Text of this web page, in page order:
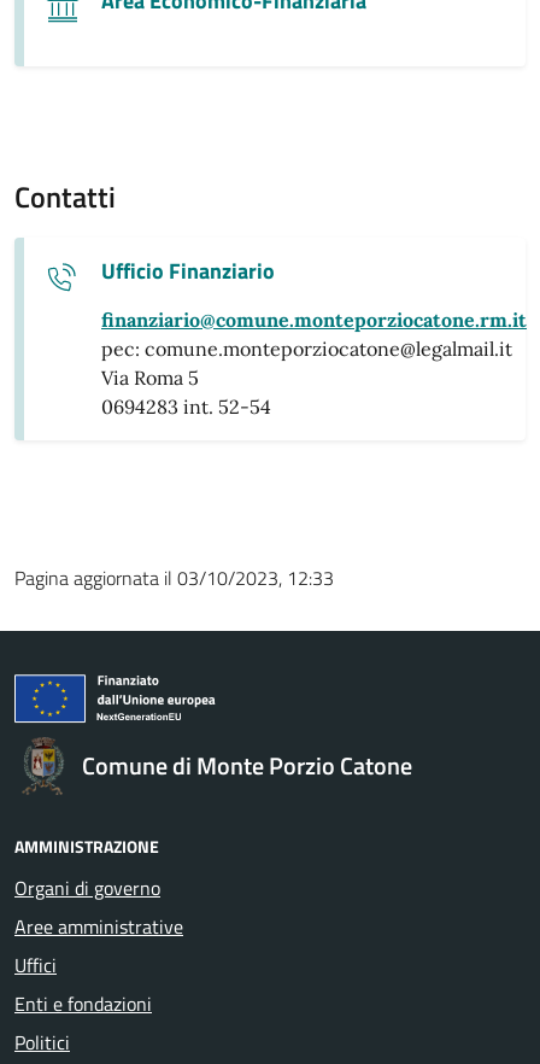
Contatti
Ufficio Finanziario
finanziario@comune.monteporziocatone.rm.it
pec: comune.monteporziocatone@legalmail.it
Via Roma 5
0694283 int. 52-54
Pagina aggiornata il 03/10/2023, 12:33
Comune di Monte Porzio Catone
AMMINISTRAZIONE
Organi di governo
Aree amministrative
Uffici
Enti e fondazioni
Politici